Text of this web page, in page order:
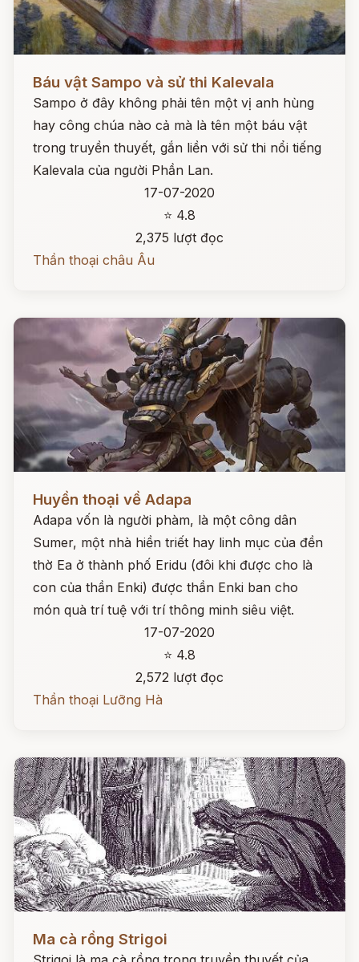
Báu vật Sampo và sử thi Kalevala
Sampo ở đây không phải tên một vị anh hùng
hay công chúa nào cả mà là tên một báu vật
trong truyền thuyết, gắn liền với sử thi nổi tiếng
Kalevala của người Phần Lan.
17-07-2020
⭐ 4.8
2,375 lượt đọc
Thần thoại châu Âu
Đọc ngay
Huyền thoại về Adapa
Adapa vốn là người phàm, là một công dân
Sumer, một nhà hiền triết hay linh mục của đền
thờ Ea ở thành phố Eridu (đôi khi được cho là
con của thần Enki) được thần Enki ban cho
món quà trí tuệ với trí thông minh siêu việt.
17-07-2020
⭐ 4.8
2,572 lượt đọc
Thần thoại Lưỡng Hà
Ma cà rồng Strigoi